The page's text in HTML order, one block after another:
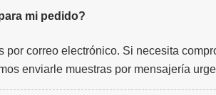
mi pedido?
por correo electrónico. Si necesita
enviarle muestras por mensajería